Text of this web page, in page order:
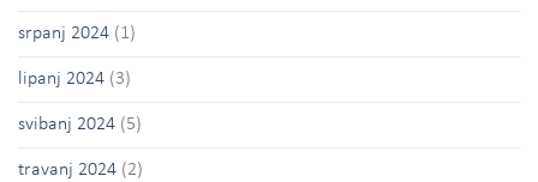
srpanj 2024 (1)
lipanj 2024 (3)
svibanj 2024 (5)
travanj 2024 (2)